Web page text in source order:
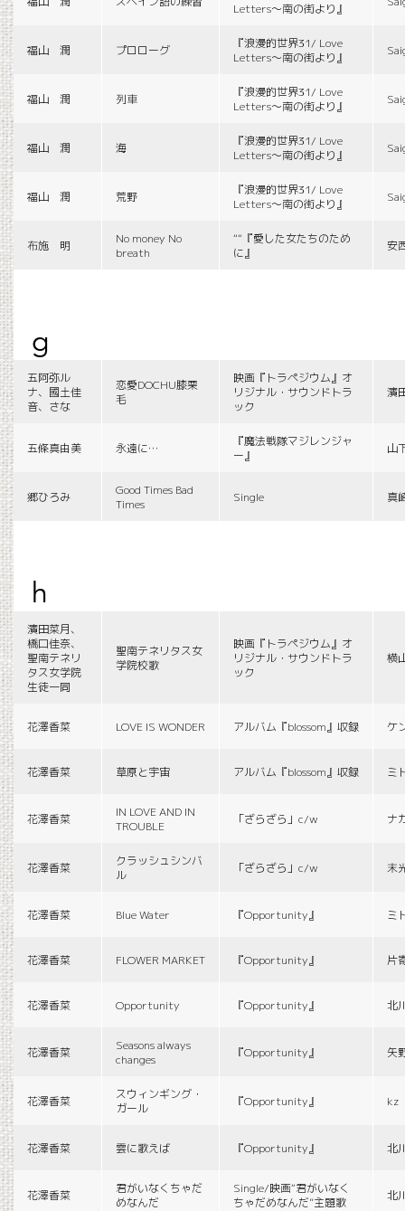
Letters〜南の街より』
福山 潤 プロローグ
『浪漫的世界31/ Love
Letters〜南の街より』
福山 潤 列車
『浪漫的世界31/ Love
Letters〜南の街より』
福山 潤 海
『浪漫的世界31/ Love
Letters〜南の街より』
福山 潤 荒野
『浪漫的世界31/ Love
Letters〜南の街より』
布施 明
No money No
breath
““『愛した女たちのため
に』
安
g
五阿弥ル
ナ、國土佳
音、さな
恋愛DOCHU膝栗
毛
映画『トラペジウム』オ
リジナル・サウンドトラ
ック
濱
五條真由美 永遠に…
『魔法戦隊マジレンジャ
ー』
山
郷ひろみ
Good Times Bad
Times
Single 真
h
濱田菜月、
橋口佳奈、
聖南テネリ
タス女学院
生徒一同
聖南テネリタス女
学院校歌
映画『トラペジウム』オ
リジナル・サウンドトラ
ック
横
花澤香菜 LOVE IS WONDER アルバム『blossom』収録 ケ
花澤香菜 草原と宇宙 アルバム『blossom』収録 ミ
花澤香菜
IN LOVE AND IN
TROUBLE
「ざらざら」c/w ナ
花澤香菜
クラッシュシンバ
ル
「ざらざら」c/w 末
花澤香菜 Blue Water 『Opportunity』 ミ
花澤香菜 FLOWER MARKET 『Opportunity』 片
花澤香菜 Opportunity 『Opportunity』 北
花澤香菜
Seasons always
changes
『Opportunity』 矢
花澤香菜
スウィンギング・
ガール
『Opportunity』 kz
花澤香菜 雲に歌えば 『Opportunity』 北
花澤香菜
君がいなくちゃだ
めなんだ
Single/映画“君がいなく
ちゃだめなんだ”主題歌
北